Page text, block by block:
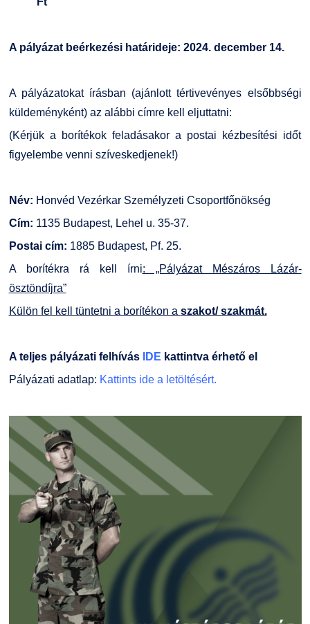
A pályázat beérkezési határideje: 2024. december 14.
A pályázatokat írásban (ajánlott tértivevényes elsőbbségi
küldeményként) az alábbi címre kell eljuttatni:
(Kérjük a borítékok feladásakor a postai kézbesítési időt
figyelembe venni szíveskedjenek!)
Név: Honvéd Vezérkar Személyzeti Csoportfőnökség
Cím: 1135 Budapest, Lehel u. 35-37.
Postai cím: 1885 Budapest, Pf. 25.
A borítékra rá kell írni: „Pályázat Mészáros Lázár-
ösztöndíjra”
Külön fel kell tüntetni a borítékon a szakot/ szakmát.
A teljes pályázati felhívás IDE kattintva érhető el
Pályázati adatlap: Kattints ide a letöltésért.